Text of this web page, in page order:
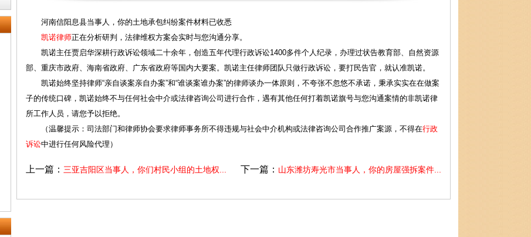
河南信阳息县当事人，你的土地承包纠纷案件材料已收悉
凯诺律师正在分析研判，法律维权方案会实时与您沟通分享。
凯诺主任贾启华深耕行政诉讼领域二十余年，创造五年代理行政诉讼1400多件个人纪录，办理过状告教育部、自然资源
部、重庆市政府、海南省政府、广东省政府等国内大要案。凯诺主任律师团队只做行政诉讼，要打民告官，就认准凯诺。
凯诺始终坚持律师“亲自谈案亲自办案”和“谁谈案谁办案”的律师谈办一体原则，不夸张不忽悠不承诺，秉承实实在在做案
子的传统口碑，凯诺始终不与任何社会中介或法律咨询公司进行合作，遇有其他任何打着凯诺旗号与您沟通案情的非凯诺律
所工作人员，请您予以拒绝。
（温馨提示：司法部门和律师协会要求律师事务所不得违规与社会中介机构或法律咨询公司合作推广案源，不得在行政
诉讼中进行任何风险代理）
上一篇： 三亚吉阳区当事人，你们村民小组的土地权... 下一篇： 山东潍坊寿光市当事人，你的房屋强拆案件...